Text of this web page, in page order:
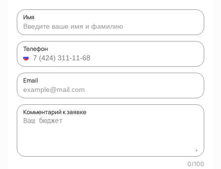
Имя
Телефон
Email
Комментарий к заявке
0/100